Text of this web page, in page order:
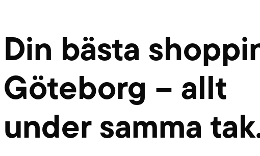
Din bästa
Göteborg – allt
under samma